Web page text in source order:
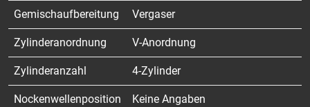
Gemischaufbereitung Vergaser
Zylinderanordnung V-Anordnung
Zylinderanzahl 4-Zylinder
Nockenwellenposition Keine Angaben